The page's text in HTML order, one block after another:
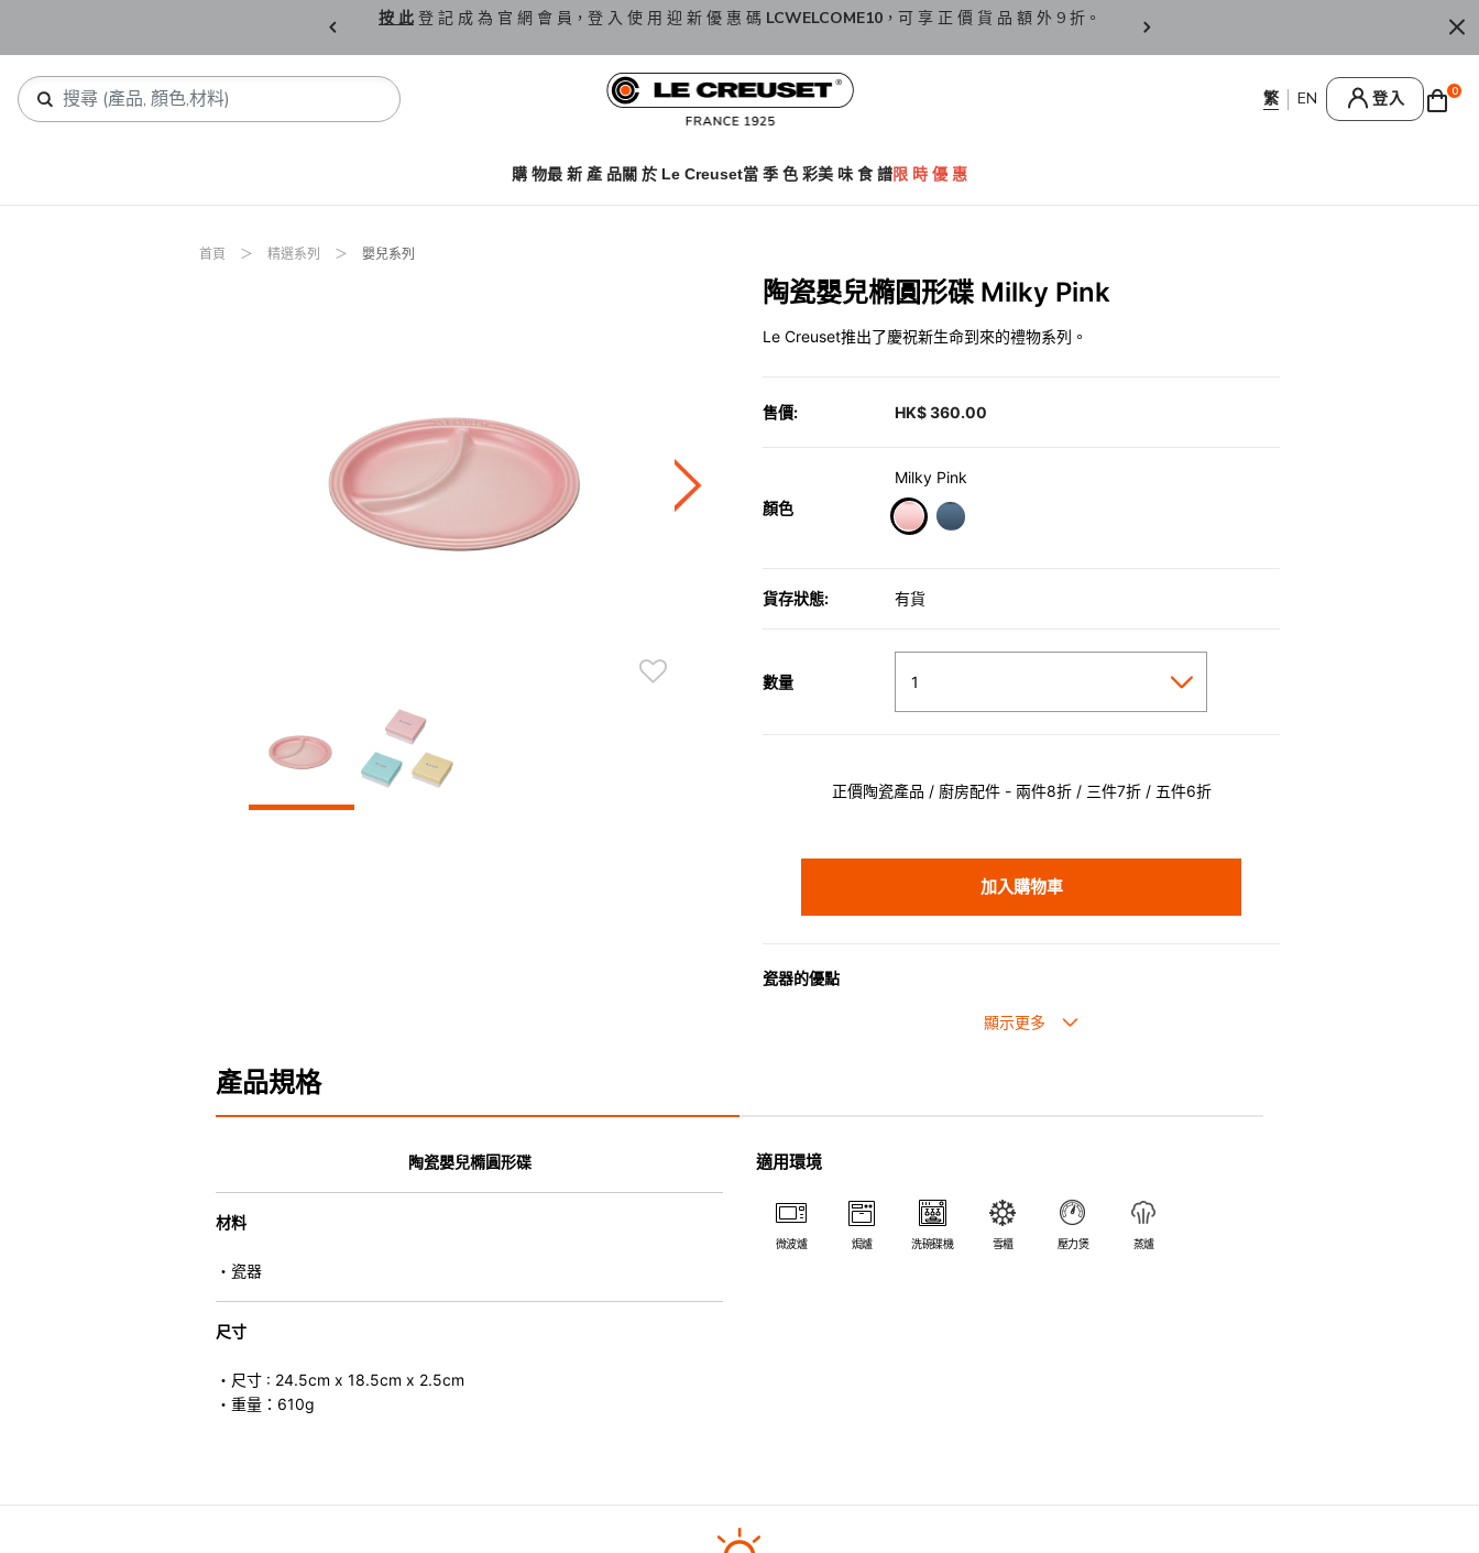
按 此 登 記 成 為 官 網 會 員，登 入 使 用 迎 新 優 惠 碼 LCWELCOME10 ，可 享 正 價 貨 品 額 外 9 折。 香 港 / 澳 門 訂 單 滿
登入 0
購 物最 新 產 品關 於 Le Creuset當 季 色 彩美 味 食 譜限 時 優 惠
首頁 精選系列 嬰兒系列
陶瓷嬰兒橢圓形碟 Milky Pink
Le Creuset推出了慶祝新生命到來的禮物系列。
售價: HK$ 360.00
顏色
Milky Pink
貨存狀態: 有貨
數量
正價陶瓷產品 / 廚房配件 - 兩件8折 / 三件7折 / 五件6折
加入購物車
瓷器的優點
• 耐熱性極佳，適用於微波爐，也可放入焗爐，耐熱程度高達260℃。
• 即使經常使用亦不會容易吸取食物氣味。
*不可直接用於熱源上
產品規格
陶瓷嬰兒橢圓形碟
材料
・瓷器
尺寸
・尺寸 : 24.5cm x 18.5cm x 2.5cm
・重量：610g
適用環境
微波爐 焗爐 洗碗碟機 雪櫃 壓力煲 蒸爐